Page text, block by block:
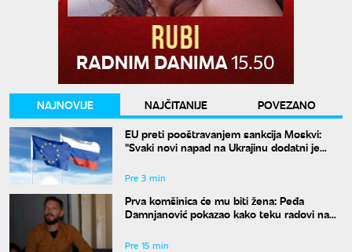
NAJNOVIJE NAJČITANIJE
POVEZANO
EU preti pooštravanjem sankcija Moskvi:
"Svaki novi napad na Ukrajinu dodatni je
Pre 3 min
Prva komšinica će mu biti žena: Peđa
Damnjanović pokazao kako teku radovi na
suprugom
Pre 15 min